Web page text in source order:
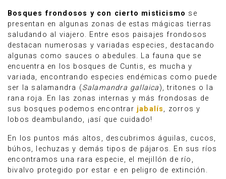
Bosques frondosos y con cierto misticismo se
presentan en algunas zonas de estas mágicas tierras
saludando al viajero. Entre esos paisajes frondosos
destacan numerosas y variadas especies, destacando
algunas como sauces o abedules. La fauna que se
encuentra en los bosques de Cuntis, es mucha y
variada, encontrando especies endémicas como puede
ser la salamandra (Salamandra gallaica), tritones o la
rana roja. En las zonas internas y más frondosas de
sus bosques podemos encontrar jabalís, zorros y
lobos deambulando, ¡así que cuidado!
En los puntos más altos, descubrimos águilas, cucos,
búhos, lechuzas y demás tipos de pájaros. En sus ríos
encontramos una rara especie, el mejillón de río,
bivalvo protegido por estar e en peligro de extinción.